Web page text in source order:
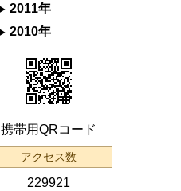
2011年
2010年
携帯用QRコード
アクセス数
229921